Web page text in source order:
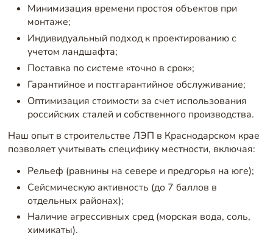
Минимизация времени простоя объектов при
монтаже;
Индивидуальный подход к проектированию с
учетом ландшафта;
Поставка по системе «точно в срок»;
Гарантийное и постгарантийное обслуживание;
Оптимизация стоимости за счет использования
российских сталей и собственного производства.
Наш опыт в строительстве ЛЭП в Краснодарском крае
позволяет учитывать специфику местности, включая:
Рельеф (равнины на севере и предгорья на юге);
Сейсмическую активность (до 7 баллов в
отдельных районах);
Наличие агрессивных сред (морская вода, соль,
химикаты).